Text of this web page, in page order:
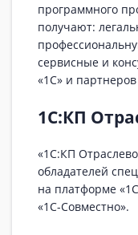
программного
получают:
сервисные и
«1С» и
1С:КП
«1С:КП
обладателей
на платформе
«1С-Совместно».